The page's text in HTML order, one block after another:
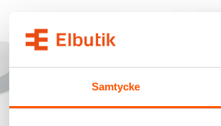
Samtycke